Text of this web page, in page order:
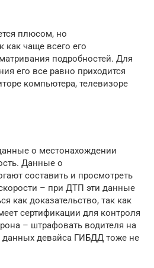
плюсом, но
чаще всего его
подробностей. Для
его все равно приходится
компьютера, телевизоре
о местонахождении
Данные о
составить и просмотреть
– при ДТП эти данные
как доказательство, так как
сертификации для контроля
– штрафовать водителя на
данных девайса ГИБДД тоже не